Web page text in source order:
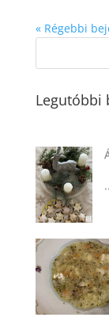
« Régebbi
Legutóbbi